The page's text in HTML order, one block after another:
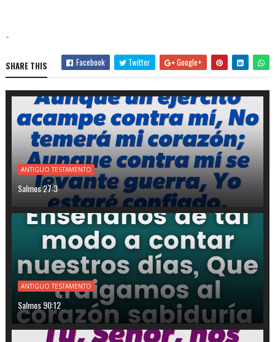
-
SHARE THIS Facebook Twitter Google+
ANTIGUO TESTAMENTO
Salmos 27:3
ANTIGUO TESTAMENTO
Salmos 90:12